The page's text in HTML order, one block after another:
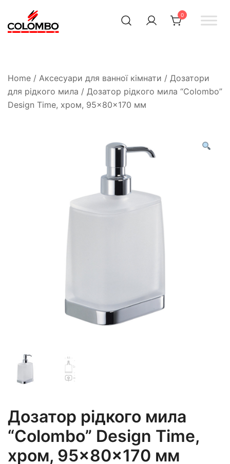
0
Home / Аксесуари для ванної кімнати / Дозатори
для рідкого мила / Дозатор рідкого мила “Colombo”
Design Time, хром, 95×80×170 мм
Дозатор рідкого мила
“Colombo” Design Time,
хром, 95×80×170 мм